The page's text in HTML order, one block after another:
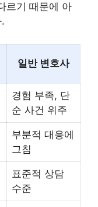
르기 때문에 아
일반 변호사
경험 부족, 단
순 사건 위주
부분적 대응에
그침
표준적 상담
수준